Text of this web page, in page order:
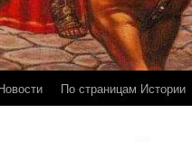
По страницам Истории